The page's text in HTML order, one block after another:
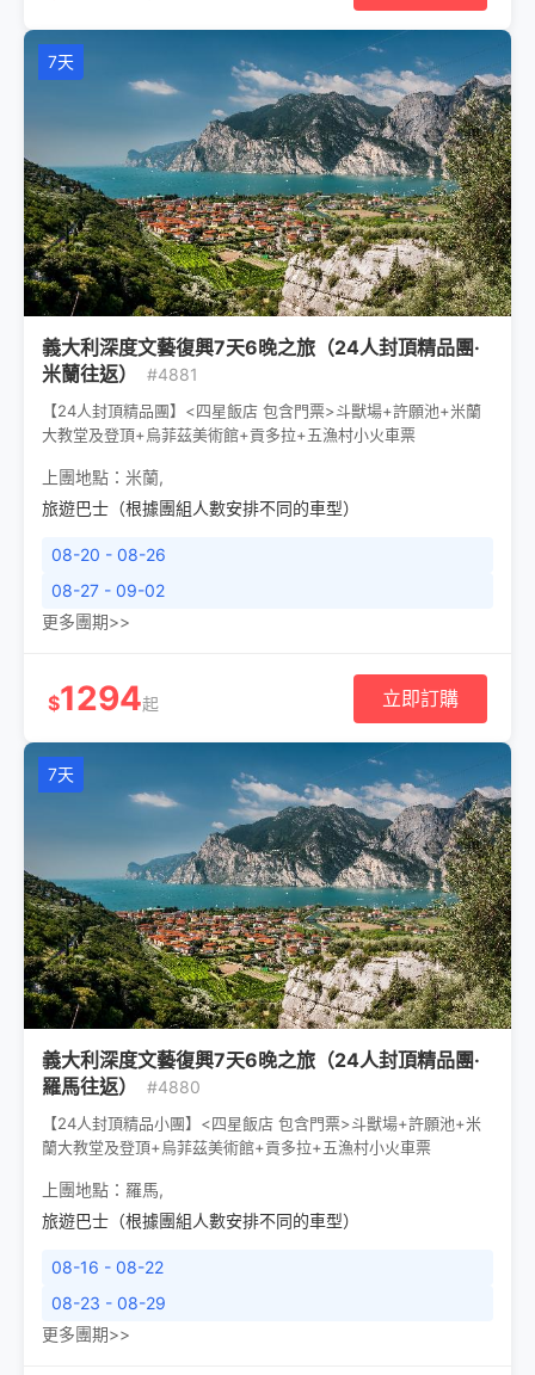
7天
義大利深度文藝復興7天6晚之旅（24人封頂精品團·
米蘭往返）
#4881
【24人封頂精品團】<四星飯店 包含門票>斗獸場+許願池+米蘭
大教堂及登頂+烏菲茲美術館+貢多拉+五漁村小火車票
上團地點： 米蘭,
旅遊巴士（根據團組人數安排不同的車型）
08-20 - 08-26
08-27 - 09-02
更多團期>>
$1294起 立即訂購
7天
義大利深度文藝復興7天6晚之旅（24人封頂精品團·
羅馬往返）
#4880
【24人封頂精品小團】<四星飯店 包含門票>斗獸場+許願池+米
蘭大教堂及登頂+烏菲茲美術館+貢多拉+五漁村小火車票
上團地點： 羅馬,
旅遊巴士（根據團組人數安排不同的車型）
08-16 - 08-22
08-23 - 08-29
更多團期>>